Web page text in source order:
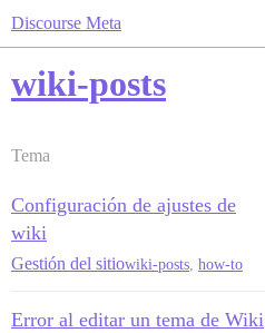
Discourse Meta
wiki-posts
Tema
Configuración de ajustes de
wiki
Gestión del sitiowiki-posts how-to
Error al editar un tema de Wiki